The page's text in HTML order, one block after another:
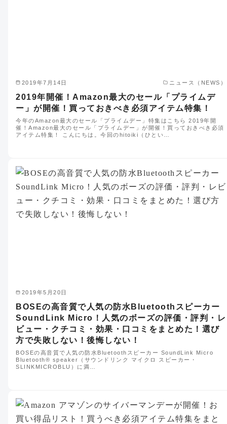
2019年7月14日 ニュース（NEWS）
2019年開催！Amazon最大のセール「プライムデ
ー」が開催！買っておきべき必須アイテム特集！
今年のAmazon最大のセール「プライムデー」特集はこちら 2019年開
催！Amazon最大のセール「プライムデー」が開催！買っておきべき必須
アイテム特集！ こんにちは。今回のhitoiki（ひとい…
2019年5月20日
BOSEの高音質で人気の防水Bluetoothスピーカー
SoundLink Micro！人気のボーズの評価・評判・レ
ビュー・クチコミ・効果・口コミをまとめた！選び
方で失敗しない！後悔しない！
BOSEの高音質で人気の防水Bluetoothスピーカー SoundLink Micro
Bluetooth® speaker（サウンドリンク マイクロ スピーカー・
SLINKMICROBLU）に満…